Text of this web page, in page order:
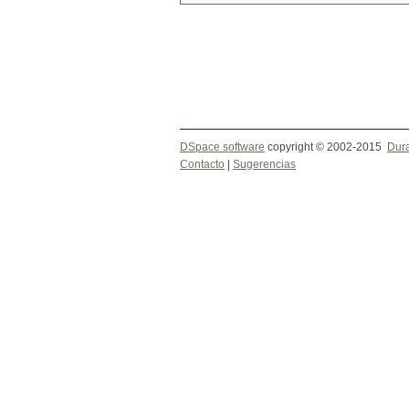
DSpace software copyright © 2002-2015
Contacto
Sugerencias